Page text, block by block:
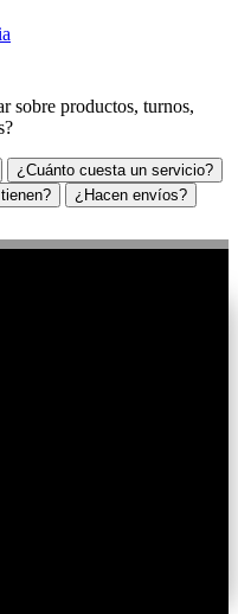
sobre productos, turnos,
¿Cuánto cuesta un servicio?
¿Hacen envíos?